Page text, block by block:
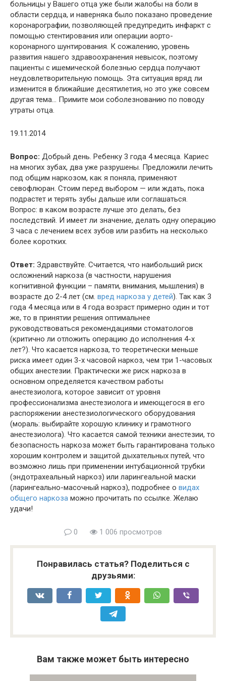
больницы у Вашего отца уже были жалобы на боли в
области сердца, и наверняка было показано проведение
коронарографии, позволяющей предупредить инфаркт с
помощью стентирования или операции аорто-
коронарного шунтирования. К сожалению, уровень
развития нашего здравоохранения невысок, поэтому
пациенты с ишемической болезнью сердца получают
неудовлетворительную помощь. Эта ситуация вряд ли
изменится в ближайшие десятилетия, но это уже совсем
другая тема… Примите мои соболезнованию по поводу
утраты отца.
19.11.2014
Вопрос: Добрый день. Ребенку 3 года 4 месяца. Кариес
на многих зубах, два уже разрушены. Предложили лечить
под общим наркозом, как я поняла, применяют
севофлюран. Стоим перед выбором — или ждать, пока
подрастет и терять зубы дальше или соглашаться.
Вопрос: в каком возрасте лучше это делать, без
последствий. И имеет ли значение, делать одну операцию
3 часа с лечением всех зубов или разбить на несколько
более коротких.
Ответ: Здравствуйте. Считается, что наибольший риск
осложнений наркоза (в частности, нарушения
когнитивной функции – памяти, внимания, мышления) в
возрасте до 2-4 лет (см. вред наркоза у детей). Так как 3
года 4 месяца или в 4 года возраст примерно один и тот
же, то в принятии решения оптимальнее
руководствоваться рекомендациями стоматологов
(критично ли отложить операцию до исполнения 4-х
лет?). Что касается наркоза, то теоретически меньше
риска имеет один 3-х часовой наркоз, чем три 1-часовых
общих анестезии. Практически же риск наркоза в
основном определяется качеством работы
анестезиолога, которое зависит от уровня
профессионализма анестезиолога и имеющегося в его
распоряжении анестезиологического оборудования
(мораль: выбирайте хорошую клинику и грамотного
анестезиолога). Что касается самой техники анестезии, то
безопасность наркоза может быть гарантирована только
хорошим контролем и защитой дыхательных путей, что
возможно лишь при применении интубационной трубки
(эндотрахеальный наркоз) или ларингеальной маски
(ларингеально-масочный наркоз), подробнее о видах
общего наркоза можно прочитать по ссылке. Желаю
удачи!
0 1 006 просмотров
Понравилась статья? Поделиться с
друзьями:
Вам также может быть интересно